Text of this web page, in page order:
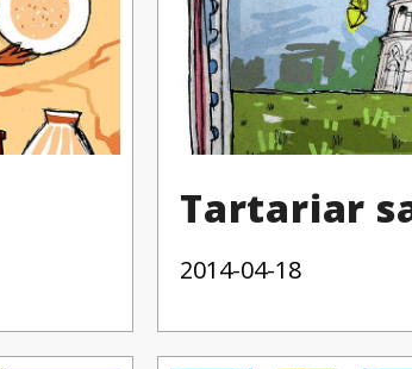
Tartariar
2014-04-18